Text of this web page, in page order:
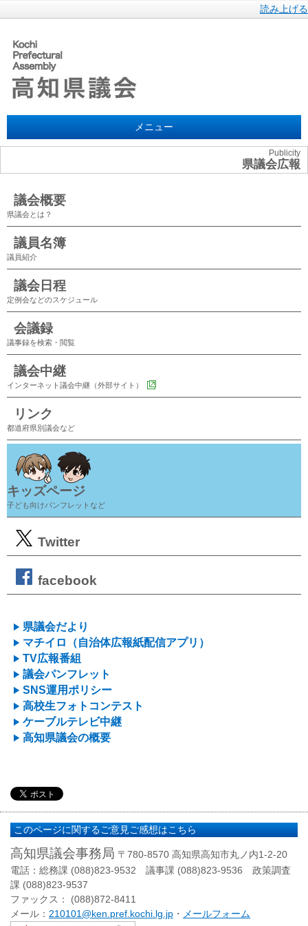
読み上げる
メニュー
Publicity
県議会広報
議会概要
県議会とは？
議員名簿
議員紹介
議会日程
定例会などのスケジュール
会議録
議事録を検索・閲覧
議会中継
インターネット議会中継（外部サイト）
リンク
都道府県別議会など
キッズページ
子ども向けパンフレットなど
Twitter
facebook
県議会だより
マチイロ（自治体広報紙配信アプリ）
TV広報番組
議会パンフレット
SNS運用ポリシー
高校生フォトコンテスト
ケーブルテレビ中継
高知県議会の概要
このページに関するご意見ご感想はこちら
高知県議会事務局 〒780-8570 高知県高知市丸ノ内1-2-20
電話：総務課 (088)823-9532 議事課 (088)823-9536 政策調査
課 (088)823-9537
ファックス： (088)872-8411
メール： 210101@ken.pref.kochi.lg.jp ・ メールフォーム